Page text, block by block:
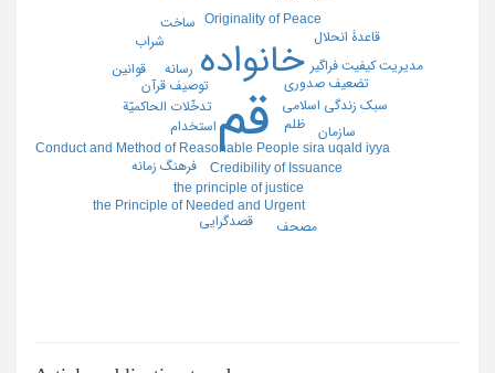
قم
خانواده
Conduct and Method of Reasonable People sira uqald iyya
Credibility of Issuance
Originality of Peace
the principle of justice
the Principle of Needed and Urgent
استخدام
تدخّلات الحاکمیّة
تضعیف صدوری
توصیف قرآن
سبک زندگی اسلامی
ظلم
فرهنگ زمانه
قصدگرایی
رسانه
ساخت
سازمان
شراب قاعدۀ انحلال
قوانین مدیریت کیفیت فراگیر
مصحف